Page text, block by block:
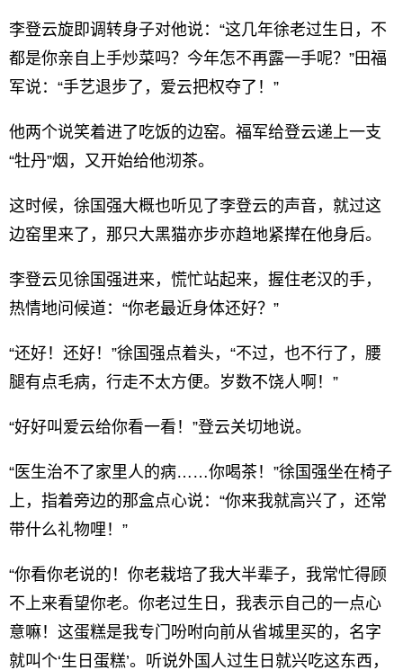
李登云旋即调转身子对他说：“这几年徐老过生日，不
都是你亲自上手炒菜吗？今年怎不再露一手呢？”田福
军说：“手艺退步了，爱云把权夺了！”
他两个说笑着进了吃饭的边窑。福军给登云递上一支
“牡丹”烟，又开始给他沏茶。
这时候，徐国强大概也听见了李登云的声音，就过这
边窑里来了，那只大黑猫亦步亦趋地紧撵在他身后。
李登云见徐国强进来，慌忙站起来，握住老汉的手，
热情地问候道：“你老最近身体还好？”
“还好！还好！”徐国强点着头，“不过，也不行了，腰
腿有点毛病，行走不太方便。岁数不饶人啊！”
“好好叫爱云给你看一看！”登云关切地说。
“医生治不了家里人的病……你喝茶！”徐国强坐在椅子
上，指着旁边的那盒点心说：“你来我就高兴了，还常
带什么礼物哩！”
“你看你老说的！你老栽培了我大半辈子，我常忙得顾
不上来看望你老。你老过生日，我表示自己的一点心
意嘛！这蛋糕是我专门吩咐向前从省城里买的，名字
就叫个‘生日蛋糕’。听说外国人过生日就兴吃这东西，